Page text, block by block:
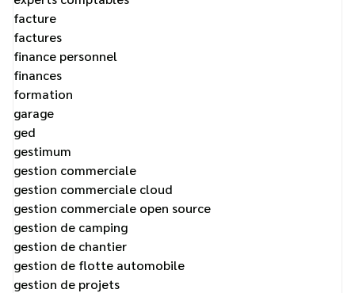
facture
factures
finance personnel
finances
formation
garage
ged
gestimum
gestion commerciale
gestion commerciale cloud
gestion commerciale open source
gestion de camping
gestion de chantier
gestion de flotte automobile
gestion de projets